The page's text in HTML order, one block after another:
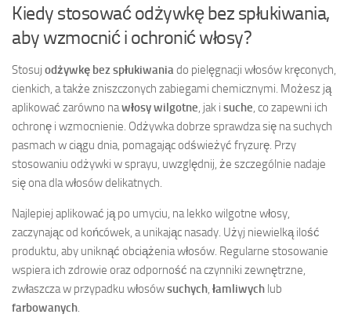
Kiedy stosować odżywkę bez spłukiwania,
aby wzmocnić i ochronić włosy?
Stosuj odżywkę bez spłukiwania do pielęgnacji włosów kręconych,
cienkich, a także zniszczonych zabiegami chemicznymi. Możesz ją
aplikować zarówno nawłosy wilgotne , jak i suche , co zapewni ich
ochronę i wzmocnienie. Odżywka dobrze sprawdza się na suchych
pasmach w ciągu dnia, pomagając odświeżyć fryzurę. Przy
stosowaniu odżywki w sprayu, uwzględnij, że szczególnie nadaje
się ona dla włosów delikatnych.
Najlepiej aplikować ją po umyciu, na lekko wilgotne włosy,
zaczynając od końcówek, a unikając nasady. Użyj niewielką ilość
produktu, aby uniknąć obciążenia włosów. Regularne stosowanie
wspiera ich zdrowie oraz odporność na czynniki zewnętrzne,
zwłaszcza w przypadku włosówsuchych łamliwych lub
farbowanych